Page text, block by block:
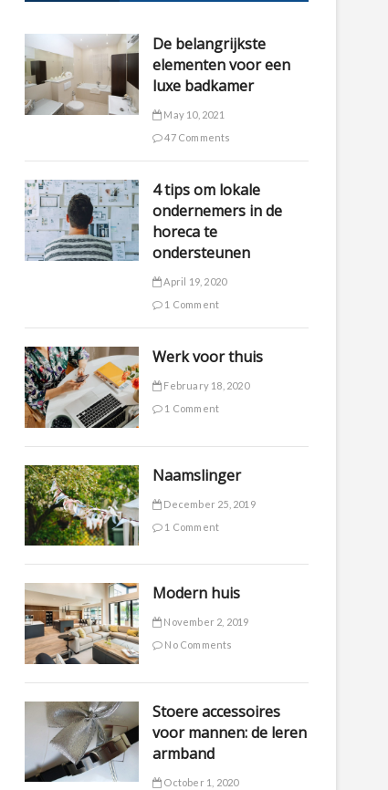
De belangrijkste
elementen voor een
luxe badkamer
May 10, 2021
47 Comments
4 tips om lokale
ondernemers in de
horeca te
ondersteunen
April 19, 2020
1 Comment
Werk voor thuis
February 18, 2020
1 Comment
Naamslinger
December 25, 2019
1 Comment
Modern huis
November 2, 2019
No Comments
Stoere accessoires
voor mannen: de leren
armband
October 1, 2020